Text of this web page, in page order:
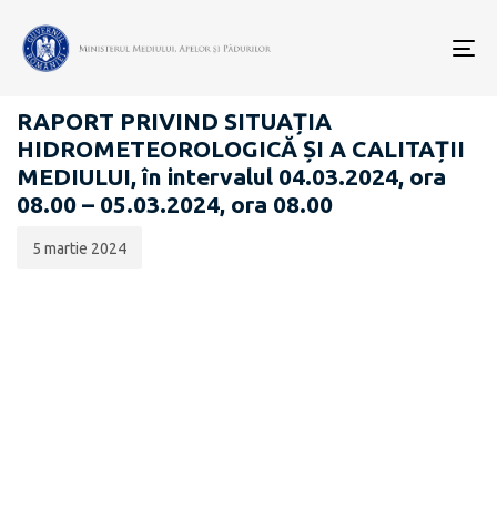
RAPOARTE ZILNICE STAREA MEDIULUI
RAPORT PRIVIND SITUAȚIA
HIDROMETEOROLOGICĂ ȘI A CALITAȚII
MEDIULUI, în intervalul 04.03.2024, ora
08.00 – 05.03.2024, ora 08.00
publicării:
5 martie 2024